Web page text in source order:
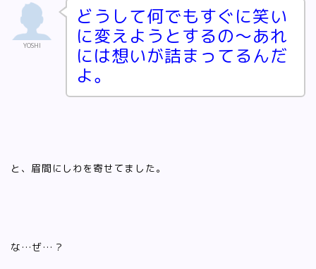
YOSHI
どうして何でもすぐに笑い
に変えようとするの〜あれ
には想いが詰まってるんだ
よ。
と、眉間にしわを寄せてました。
な…ぜ…？